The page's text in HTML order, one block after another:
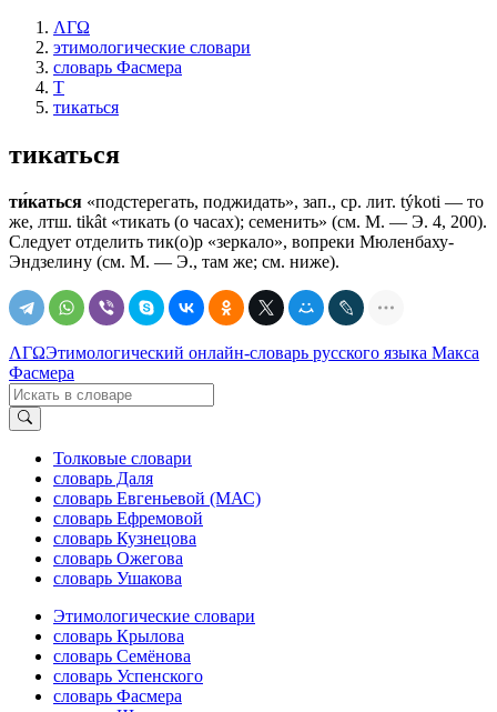
ΛΓΩ
этимологические словари
словарь Фасмера
Т
тикаться
тикаться
ти́каться «подстерегать, поджидать», зап., ср. лит. týkoti — то
же, лтш. tikât «тикать (о часах); семенить» (см. М. — Э. 4, 200).
Следует отделить тик(о)р «зеркало», вопреки Мюленбаху-
Эндзелину (см. М. — Э., там же; см. ниже).
ΛΓΩЭтимологический онлайн-словарь русского языка Макса
Фасмера
Толковые словари
словарь Даля
словарь Евгеньевой (МАС)
словарь Ефремовой
словарь Кузнецова
словарь Ожегова
словарь Ушакова
Этимологические словари
словарь Крылова
словарь Семёнова
словарь Успенского
словарь Фасмера